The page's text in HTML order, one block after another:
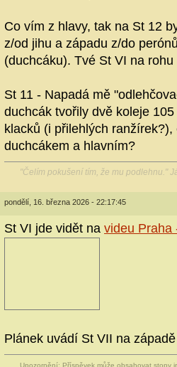
Co vím z hlavy, tak na St 12
z/od jihu a západu z/do
(duchcáku). Tvé St VI na
St 11 - Napadá mě
duchcák tvořily dvě koleje
klacků (i přilehlých
duchcákem a hlavním?
"Čelím pokušení tím, že mu podlehnu."
pondělí, 16. března 2026 - 22:17:45
St VI jde vidět na videu Praha
Plánek uvádí St VII na
Upozornění: Příspěvek může obsahovat stopy